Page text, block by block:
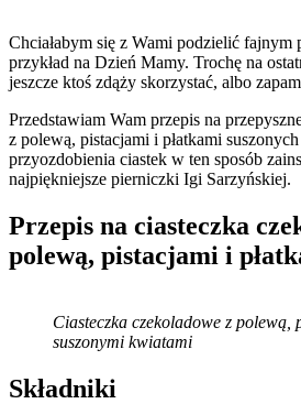
Chciałabym się z Wami podzielić fajnym
przykład na Dzień Mamy. Trochę na
jeszcze ktoś zdąży skorzystać, albo
Przedstawiam Wam przepis na
z polewą, pistacjami i płatkami
przyozdobienia ciastek w ten sposób
najpiękniejsze pierniczki Igi Sarzyńskiej.
Przepis na ciasteczka
polewą, pistacjami i
Ciasteczka czekoladowe z polewą,
suszonymi kwiatami
Składniki